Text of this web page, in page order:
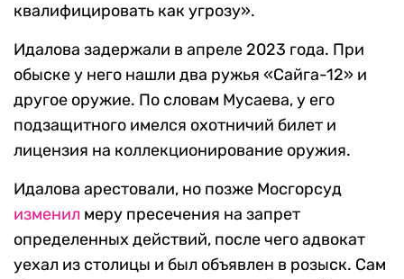
квалифицировать как угрозу».
Идалова задержали в апреле 2023 года. При
обыске у него нашли два ружья «Сайга-12» и
другое оружие. По словам Мусаева, у его
подзащитного имелся охотничий билет и
лицензия на коллекционирование оружия.
Идалова арестовали, но позже Мосгорсуд
изменил меру пресечения на запрет
определенных действий, после чего адвокат
уехал из столицы и был объявлен в розыск. Сам